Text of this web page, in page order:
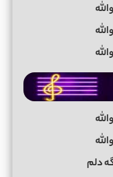
دلم